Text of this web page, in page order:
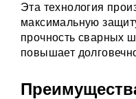
Эта технология
максимальную
прочность сварных
повышает